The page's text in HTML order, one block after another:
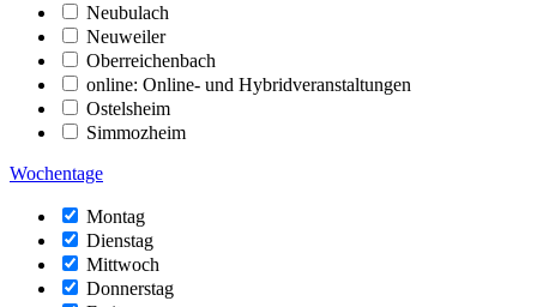
Neubulach
Neuweiler
Oberreichenbach
online: Online- und Hybridveranstaltungen
Ostelsheim
Simmozheim
Wochentage
Montag
Dienstag
Mittwoch
Donnerstag